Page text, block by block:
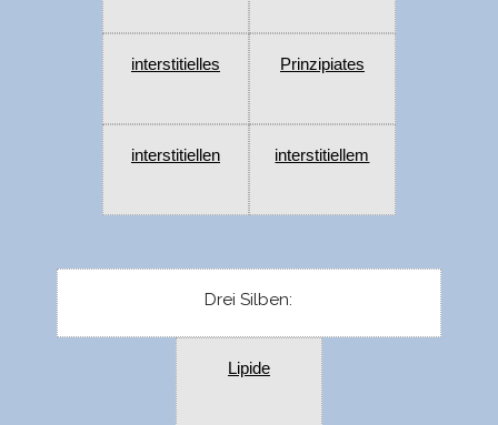
interstitielles Prinzipiates
interstitiellen interstitiellem
Drei Silben:
Lipide